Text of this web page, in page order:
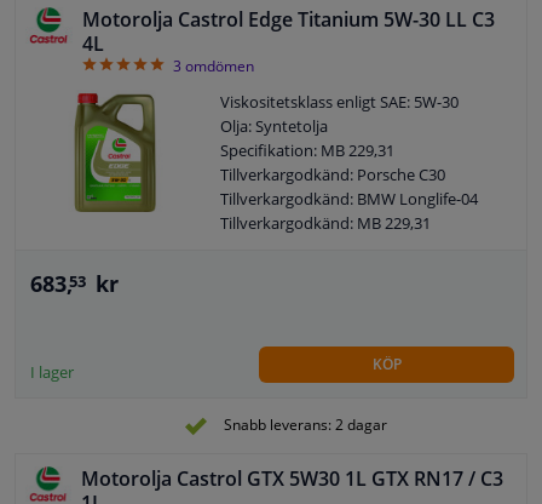
Motorolja Castrol Edge Titanium 5W-30 LL C3
4L
53 omdömen
Viskositetsklass enligt SAE: 5W-30
Olja: Syntetolja
Specifikation: MB 229,31
Tillverkargodkänd: Porsche C30
Tillverkargodkänd: BMW Longlife-04
Tillverkargodkänd: MB 229,31
Tillverkargodkänd: VW 505 01
Tillverkargodkänd: OPEL OV 040 1547-
Tillverkargodkänd: OPEL OV 040 1547-
Tillverkargodkänd: Renault RN 0700
Tillverkargodkänd: Renault RN 0710
683,53 kr
I lager KÖP
Snabb leverans: 2 dagar
Motorolja Castrol GTX 5W30 1L GTX RN17 / C3